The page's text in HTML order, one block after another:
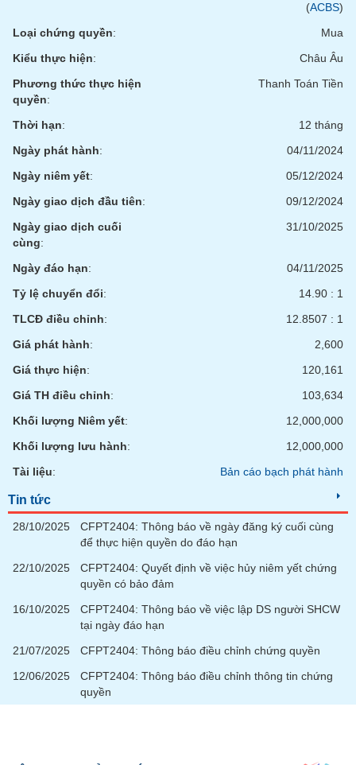
(ACBS)
Loại chứng quyền:
Mua
Kiểu thực hiện:
Châu Âu
Phương thức thực hiện
quyền:
Thanh Toán Tiền
Thời hạn:
12 tháng
Ngày phát hành:
04/11/2024
Ngày niêm yết:
05/12/2024
Ngày giao dịch đầu tiên:
09/12/2024
Ngày giao dịch cuối
cùng:
31/10/2025
Ngày đáo hạn:
04/11/2025
Tỷ lệ chuyển đổi:
14.90 : 1
TLCĐ điều chỉnh:
12.8507 : 1
Giá phát hành:
2,600
Giá thực hiện:
120,161
Giá TH điều chỉnh:
103,634
Khối lượng Niêm yết:
12,000,000
Khối lượng lưu hành:
12,000,000
Tài liệu: Bản cáo bạch phát hành
Tin tức
28/10/2025
CFPT2404: Thông báo về ngày đăng ký cuối cùng
để thực hiện quyền do đáo hạn
22/10/2025
CFPT2404: Quyết định về việc hủy niêm yết chứng
quyền có bảo đảm
16/10/2025
CFPT2404: Thông báo về việc lập DS người SHCW
tại ngày đáo hạn
21/07/2025
CFPT2404: Thông báo điều chỉnh chứng quyền
12/06/2025
CFPT2404: Thông báo điều chỉnh thông tin chứng
quyền
Báo
phân
(-)
ngữ
(-)
Dịch
vụ
(-)
Đào
tạo
tài
cụ
Truyền